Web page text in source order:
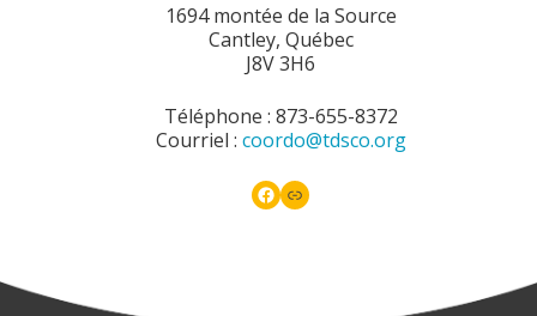
1694 montée de la Source
Cantley, Québec
J8V 3H6
Téléphone : 873-655-8372
Courriel : coordo@tdsco.org
Facebook
Link